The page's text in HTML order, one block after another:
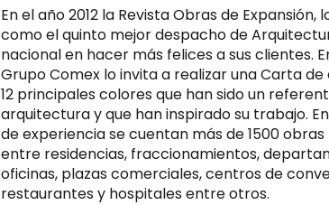
En el año 2012 la Revista Obras de Expansión,
como el quinto mejor despacho de
nacional en hacer más felices a sus clientes.
Grupo Comex lo invita a realizar una Carta de
12 principales colores que han sido un
arquitectura y que han inspirado su trabajo.
de experiencia se cuentan más de 1500
entre residencias, fraccionamientos,
oficinas, plazas comerciales, centros de
restaurantes y hospitales entre otros.